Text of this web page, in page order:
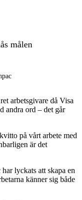
målen
arbetsgivare då Visa
andra ord – det går
på vårt arbete med
är det
lyckats att skapa en
känner sig både